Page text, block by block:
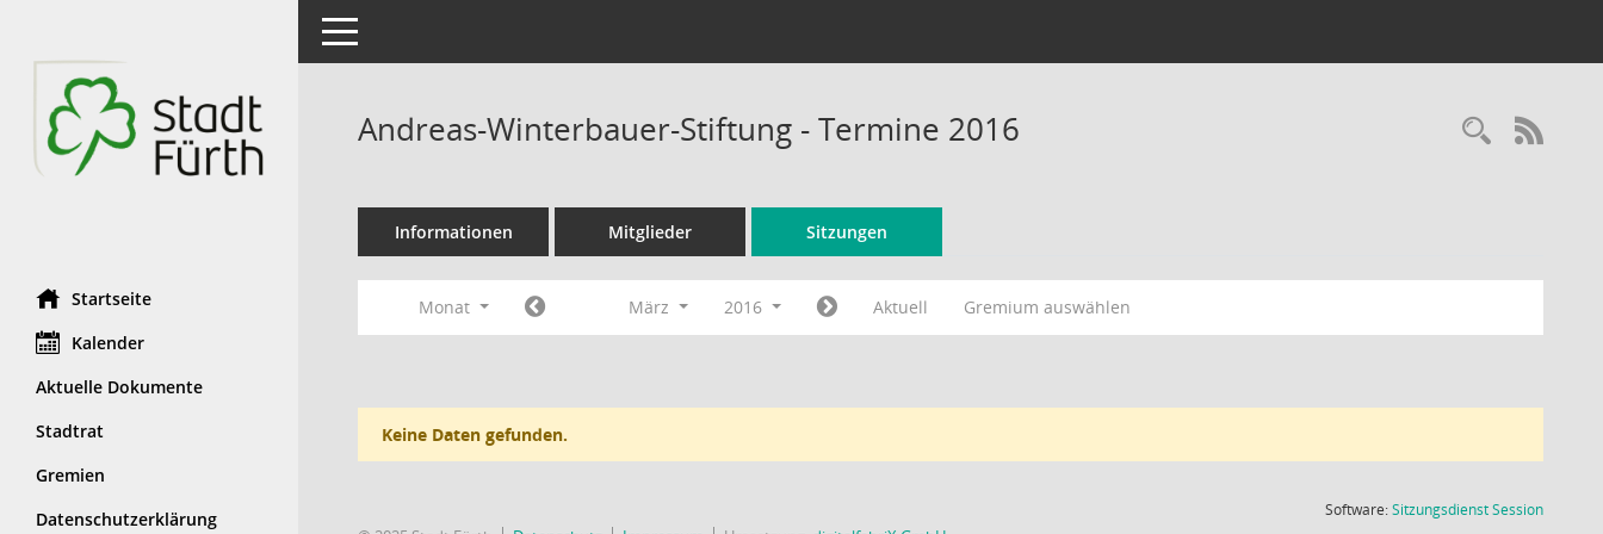
Startseite
Kalender
Aktuelle Dokumente
Stadtrat
Gremien
Datenschutzerklärung
Toggle navigation
Andreas-Winterbauer-Stiftung - Termine 2016
Informationen Mitglieder Sitzungen
Monat März 2016 Aktuell Gremium auswählen
Keine Daten gefunden.
Software:SitzungsdienstSession(Wird in